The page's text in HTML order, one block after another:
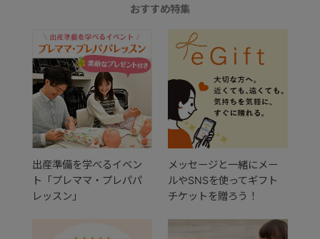
おすすめ特集
出産準備を学べるイベン
ト「プレママ・プレパパ
レッスン」
メッセージと一緒にメー
ルやSNSを使ってギフト
チケットを贈ろう！